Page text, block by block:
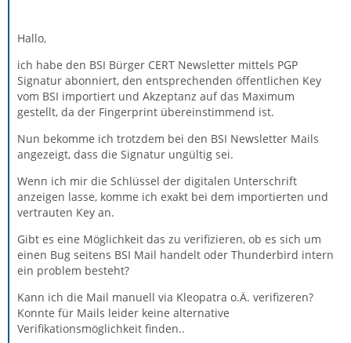
Hallo,
ich habe den BSI Bürger CERT Newsletter mittels PGP
Signatur abonniert, den entsprechenden öffentlichen Key
vom BSI importiert und Akzeptanz auf das Maximum
gestellt, da der Fingerprint übereinstimmend ist.
Nun bekomme ich trotzdem bei den BSI Newsletter Mails
angezeigt, dass die Signatur ungültig sei.
Wenn ich mir die Schlüssel der digitalen Unterschrift
anzeigen lasse, komme ich exakt bei dem importierten und
vertrauten Key an.
Gibt es eine Möglichkeit das zu verifizieren, ob es sich um
einen Bug seitens BSI Mail handelt oder Thunderbird intern
ein problem besteht?
Kann ich die Mail manuell via Kleopatra o.Ä. verifizeren?
Konnte für Mails leider keine alternative
Verifikationsmöglichkeit finden..